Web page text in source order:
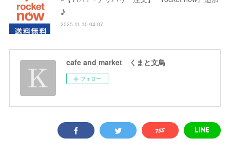
♪
2025.11.10 04:07
cafe and market くまと文鳥
フォロー